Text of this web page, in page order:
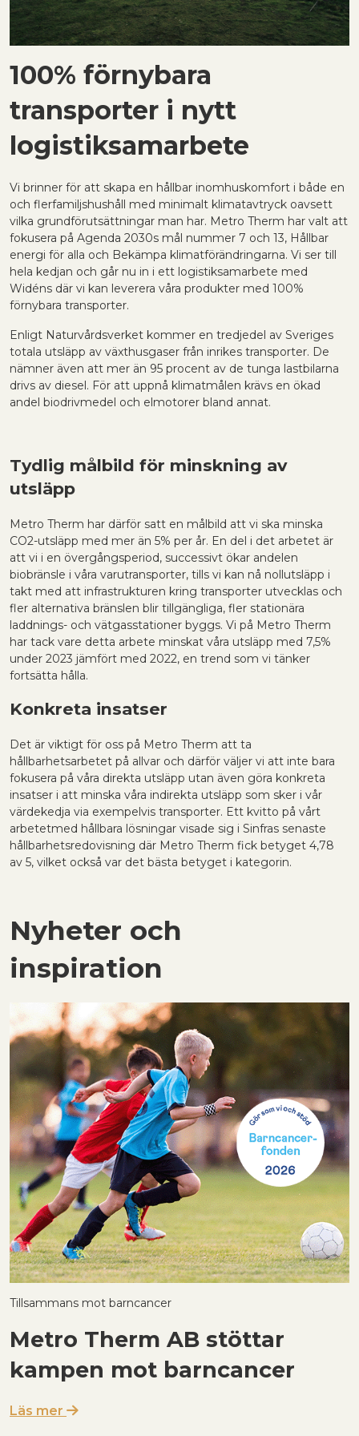
100% förnybara
transporter i nytt
logistiksamarbete
Vi brinner för att skapa en hållbar inomhuskomfort i både en
och flerfamiljshushåll med minimalt klimatavtryck oavsett
vilka grundförutsättningar man har. Metro Therm har valt att
fokusera på Agenda 2030s mål nummer 7 och 13, Hållbar
energi för alla och Bekämpa klimatförändringarna. Vi ser till
hela kedjan och går nu in i ett logistiksamarbete med
Widéns där vi kan leverera våra produkter med 100%
förnybara transporter.
Enligt Naturvårdsverket kommer en tredjedel av Sveriges
totala utsläpp av växthusgaser från inrikes transporter. De
nämner även att mer än 95 procent av de tunga lastbilarna
drivs av diesel. För att uppnå klimatmålen krävs en ökad
andel biodrivmedel och elmotorer bland annat.
Tydlig målbild för minskning av
utsläpp
Metro Therm har därför satt en målbild att vi ska minska
CO2-utsläpp med mer än 5% per år. En del i det arbetet är
att vi i en övergångsperiod, successivt ökar andelen
biobränsle i våra varutransporter, tills vi kan nå nollutsläpp i
takt med att infrastrukturen kring transporter utvecklas och
fler alternativa bränslen blir tillgängliga, fler stationära
laddnings- och vätgasstationer byggs. Vi på Metro Therm
har tack vare detta arbete minskat våra utsläpp med 7,5%
under 2023 jämfört med 2022, en trend som vi tänker
fortsätta hålla.
Konkreta insatser
Det är viktigt för oss på Metro Therm att ta
hållbarhetsarbetet på allvar och därför väljer vi att inte bara
fokusera på våra direkta utsläpp utan även göra konkreta
insatser i att minska våra indirekta utsläpp som sker i vår
värdekedja via exempelvis transporter. Ett kvitto på vårt
arbetetmed hållbara lösningar visade sig i Sinfras senaste
hållbarhetsredovisning där Metro Therm fick betyget 4,78
av 5, vilket också var det bästa betyget i kategorin.
Nyheter och
inspiration
Tillsammans mot barncancer
Metro Therm AB stöttar
kampen mot barncancer
Läs mer